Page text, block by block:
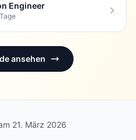
Engineer
ansehen
21. März 2026